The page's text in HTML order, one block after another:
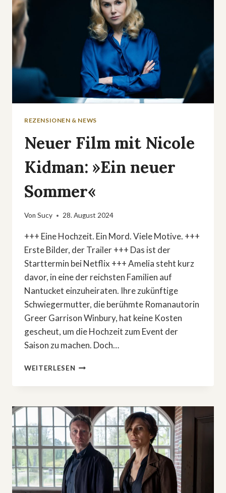
REZENSIONEN & NEWS
Neuer Film mit Nicole
Kidman: »Ein neuer
Sommer«
Von Sucy 28. August 2024
+++ Eine Hochzeit. Ein Mord. Viele Motive. +++
Erste Bilder, der Trailer +++ Das ist der
Starttermin bei Netflix +++ Amelia steht kurz
davor, in eine der reichsten Familien auf
Nantucket einzuheiraten. Ihre zukünftige
Schwiegermutter, die berühmte Romanautorin
Greer Garrison Winbury, hat keine Kosten
gescheut, um die Hochzeit zum Event der
Saison zu machen. Doch…
WEITERLESEN NEUER
MIT
KIDMAN:
»EIN
NEUER
SOMMER«